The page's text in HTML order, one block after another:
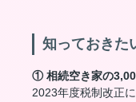
知っておきた
① 相続空き家の
2023年度税制改正